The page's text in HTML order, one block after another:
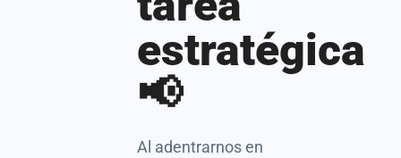
estratégica
📢
Al adentrarnos en